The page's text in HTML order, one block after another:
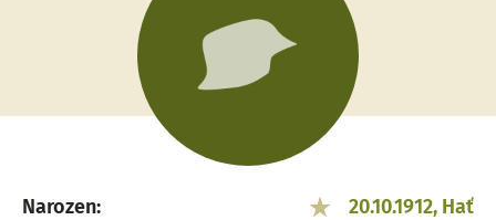
Narozen:
20.10.1912, Hať